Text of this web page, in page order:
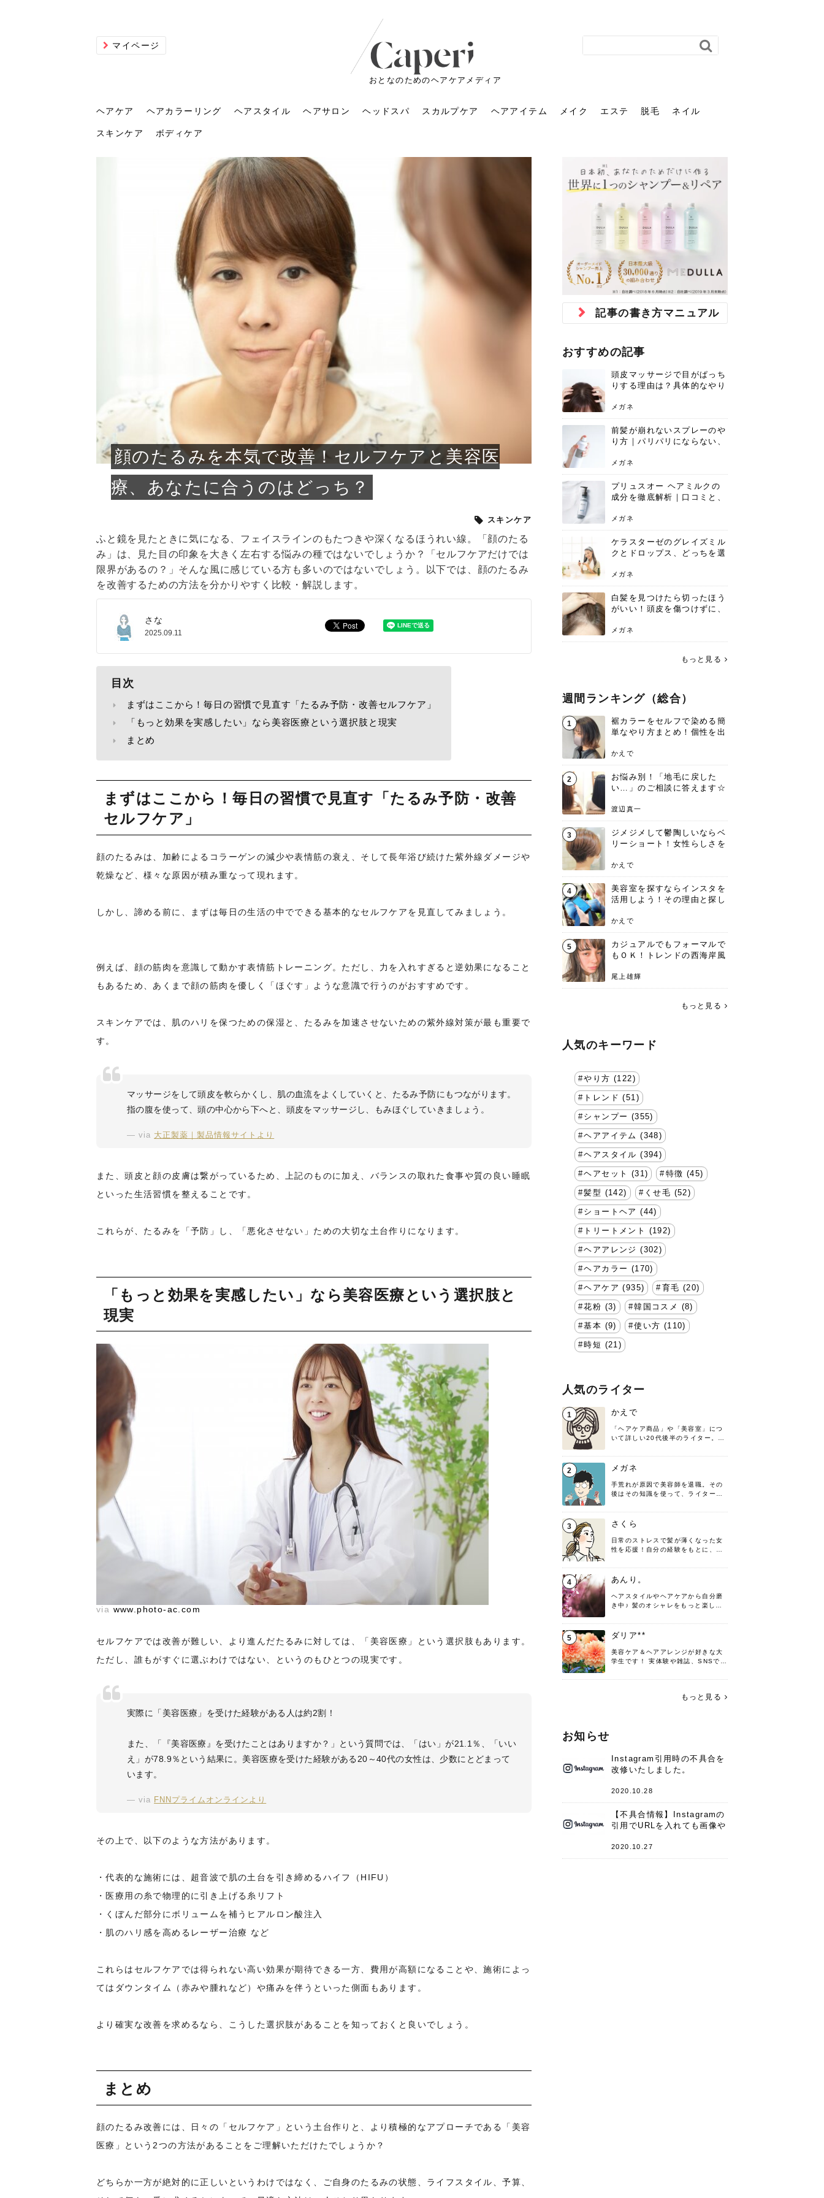
マイページ
おとなのためのヘアケアメディア
ヘアケア
トリートメントの付け方で
仕上がりが変わる｜効かな
い原因...
トリートメントの付け方で仕上がりは
大きく変わります。今回は、毛先中心
の塗り...
メガネ
朝の5分が変わる！寝癖がつ
かない予防方法と時短寝癖
花粉で髪がパサパサするの
はなぜ？原因と落とし方・
防ぎ方を紹介
広がる、手触りが悪いと感じた経験は
ヘアカラーリング
髪のくすみが気になる人
へ！2026春トレンドの明る
めく...
2026春のトレンドカラーは明るめのく
すみカラーです。ただし、髪がすでに
く...
さくら
ツヤと透明感で垢抜ける！
自然なヘアカラーで作る
「きれい...
肌に合う髪色、どう見つけ
る？「イエベ」「ブルベ」
診断と...
らったのに、家に帰って鏡を見たら、
ヘアスタイル
2026年のショートウルフ最
新トレンドとは？ナチュラ
ル...
2026年のショートウルフは、ナチュラ
ルでエアリーな仕上がりが今っぽい正
解...
かえで
ルーズウェーブとは？2026
年の注目スタイルと長さ別
40代のパーマがダレる原因
とは？自宅でできる復活術
と長...
ールがダレてしまったと感じている方
ヘアサロン
美容室に行くのが恥ずかし
い？髪質の変化に気づいた
時こそ...
しばらく美容室に行けていないし、そ
ろそろ髪型を変えて気分転換したいと
思って...
メガネ
お気に入りのお店が倒産し
た後の美容室の探し方！失
敗しに...
前髪を薄くするための美容
院の頼み方とは？失敗しな
いため...
だと思っている人は、前髪を早く変え
ヘッドスパ
ヘッドスパの落とし穴！知
らないと損する真実
ヘッドスパは、頭皮の汚れを落として
血行を促進し、リラックス効果や美髪
効果が...
さろめ
頭皮を刺激してお顔のリフ
トアップ♪毎日こつこつカン
タン小顔☆
ヘッドスパで頭皮をケアし
よう！ヘッドスパの効果と
おすすめの人
アもせずに放っておくとダメージが蓄
スカルプケア
髪を育てるには？毎日の洗
い方と生活習慣を見直す基
本ケア
髪をきれいに育てるには高価なアイテ
ムを増やす前に、洗い方や乾かし方、
頭皮の...
さくら
頭皮マッサージで目がぱっ
ちりする理由は？具体的な
やり方...
ストレスで髪の毛はどう変
わる？抜け毛・パサつきの
原因と...
や、抜け毛が増えたと悩んでいる方
は、スト...
ヘアアイテム
発酵エキスシャンプーって
何がいいの？無印良品など
のシャ...
スキンケアで人気の発酵成分が、シャ
ンプーにも広がっています。無印良品
などの...
さくら
アイロンが苦手でも大丈
夫！ブラッシング感覚で使
えるヘア...
40代の髪を悩みに最適！韓
国発「ダリーフ」でヘアセ
ット...
思っていないでしょうか？ダリーフの
メイク
ミニマリストのメイク術｜
少ないアイテムで「自分ら
しい美...
「たくさんのコスメを持っているの
に、実際に使っているのはいつも同じ
ものばか...
あおい
V3ファンデーションは危な
い？針の仕組み・全4種比
「おしゃれ」と「身だしな
み」は違う。相手に信頼感
を与え...
識するのが「身だしなみ」です。特に
エステ
針で小顔を目指す！美容鍼
の効果と後悔しない選び方
のポイント
フェイスラインをすっきりさせたいと
いうお悩みを抱えている方はいないで
しょう...
あかり
リンパマッサージと経絡マ
ッサージの違いとは？効果
と、自...
エステの勧誘が怖い人へ。
断ることは悪くない。自分
を守る...
験エステに行ってみたいけど、『押し
脱毛
化粧ノリが変わる「顔脱
毛」。4つのメリットと、始
める前...
顔の産毛をカミソリで剃って、毛抜き
で抜くなど、日々の自己処理を手間に
感じて...
あおい
子供の脱毛、日焼け肌はN
G？親子で学ぶ、安心・安全
「今さら」なんて言わせな
い。40代のVIO・顔脱毛、
賢...
とが気になり始めたけど、「今から脱
ネイル
2026年運気アップネイルガ
イドを公開！幸運を呼ぶ色
と...
最近、なんとなく運気が停滞している
気がすると悩んでいないでしょうか？
じつは...
あおい
そのネイル、本当に似合っ
てる？指先をきれいに見え
るのは...
オフィスネイルでも「キラ
キラ」はOK？派手に見えな
い上...
を見て、気分が上がるという心ときめ
スキンケア
急に小じわが増えた？原因
と種類の見分け方＆自宅で
できる...
ふと鏡を見て、急に小じわが増えたと
落ち込んでいないでしょうか？じつは
あおい
ルルルン ハイドラのどれが
良い？その違いは？PDRN
ジュベルック スキンの効果
とは？毛穴・ニキビ跡への
変化...
ニキビ跡の凸凹をどうにかしたいと、
ゆい
ボディケア
人の手ならではの痩身効
果。オールハンドエステの
魅力と、...
痩身エステと一言で言っても、最新の
機器を使ったものから、昔ながらの手
あかり
その医療ダイエット、後悔
しませんか？失敗する人の
本気の痩身と体質改善に。
アーユルヴェーダに基づく
「イン...
自己流のダイエットではなかなか落ち
さな
顔のたるみを本気で改善！セルフケアと美容医
療、あなたに合うのはどっち？
スキンケア
ふと鏡を見たときに気になる、フェイスラインのもたつきや深くなるほうれい線。「顔のたる
み」は、見た目の印象を大きく左右する悩みの種ではないでしょうか？「セルフケアだけでは
限界があるの？」そんな風に感じている方も多いのではないでしょう。以下では、顔のたるみ
を改善するための方法を分かりやすく比較・解説します。
さな
2025.09.11
目次
まずはここから！毎日の習慣で見直す「たるみ予防・改善セルフケア」
「もっと効果を実感したい」なら美容医療という選択肢と現実
まとめ
まずはここから！毎日の習慣で見直す「たるみ予防・改善
セルフケア」
顔のたるみは、加齢によるコラーゲンの減少や表情筋の衰え、そして長年浴び続けた紫外線ダメージや
乾燥など、様々な原因が積み重なって現れます。
しかし、諦める前に、まずは毎日の生活の中でできる基本的なセルフケアを見直してみましょう。
例えば、顔の筋肉を意識して動かす表情筋トレーニング。ただし、力を入れすぎると逆効果になること
もあるため、あくまで顔の筋肉を優しく「ほぐす」ような意識で行うのがおすすめです。
スキンケアでは、肌のハリを保つための保湿と、たるみを加速させないための紫外線対策が最も重要で
す。
マッサージをして頭皮を軟らかくし、肌の血流をよくしていくと、たるみ予防にもつながります。
指の腹を使って、頭の中心から下へと、頭皮をマッサージし、もみほぐしていきましょう。
via 大正製薬｜製品情報サイトより
また、頭皮と顔の皮膚は繋がっているため、上記のものに加え、バランスの取れた食事や質の良い睡眠
といった生活習慣を整えることです。
これらが、たるみを「予防」し、「悪化させない」ための大切な土台作りになります。
「もっと効果を実感したい」なら美容医療という選択肢と
現実
via www.photo-ac.com
セルフケアでは改善が難しい、より進んだたるみに対しては、「美容医療」という選択肢もあります。
ただし、誰もがすぐに選ぶわけではない、というのもひとつの現実です。
実際に「美容医療」を受けた経験がある人は約2割！
また、「『美容医療』を受けたことはありますか？」という質問では、「はい」が21.1％、「いい
え」が78.9％という結果に。美容医療を受けた経験がある20～40代の女性は、少数にとどまって
います。
via FNNプライムオンラインより
その上で、以下のような方法があります。
・代表的な施術には、超音波で肌の土台を引き締めるハイフ（HIFU）
・医療用の糸で物理的に引き上げる糸リフト
・くぼんだ部分にボリュームを補うヒアルロン酸注入
・肌のハリ感を高めるレーザー治療 など
これらはセルフケアでは得られない高い効果が期待できる一方、費用が高額になることや、施術によっ
てはダウンタイム（赤みや腫れなど）や痛みを伴うといった側面もあります。
より確実な改善を求めるなら、こうした選択肢があることを知っておくと良いでしょう。
まとめ
顔のたるみ改善には、日々の「セルフケア」という土台作りと、より積極的なアプローチである「美容
医療」という2つの方法があることをご理解いただけたでしょうか？
どちらか一方が絶対的に正しいというわけではなく、ご自身のたるみの状態、ライフスタイル、予算、
記事の書き方マニュアル
おすすめの記事
頭皮マッサージで目がぱっち
りする理由は？具体的なやり
メガネ
前髪が崩れないスプレーのや
り方｜パリパリにならない、
メガネ
プリュスオー ヘアミルクの
成分を徹底解析｜口コミと、
説
メガネ
ケラスターゼのグレイズミル
クとドロップス、どっちを選
使いのメリット
メガネ
白髪を見つけたら切ったほう
がいい！頭皮を傷つけずに、
メガネ
もっと見る
週間ランキング（総合）
1
裾カラーをセルフで染める簡
単なやり方まとめ！個性を出
かえで
2
お悩み別！「地毛に戻した
い…」のご相談に答えます☆
渡辺真一
3
ジメジメして鬱陶しいならベ
リーショート！女性らしさを
かえで
4
美容室を探すならインスタを
活用しよう！その理由と探し
かえで
5
カジュアルでもフォーマルで
もＯＫ！トレンドの西海岸風
尾上雄輝
もっと見る
人気のキーワード
やり方 (122)
トレンド (51)
シャンプー (355)
ヘアアイテム (348)
ヘアスタイル (394)
ヘアセット (31) 特徴 (45)
髪型 (142) くせ毛 (52)
ショートヘア (44)
トリートメント (192)
ヘアアレンジ (302)
ヘアカラー (170)
ヘアケア (935) 育毛 (20)
花粉 (3) 韓国コスメ (8)
基本 (9) 使い方 (110)
時短 (21)
人気のライター
1 かえで
「ヘアケア商品」や「美容室」につ
いて詳しい20代後半のライター。楽
す！
2 メガネ
手荒れが原因で美容師を退職。その
後はその知識を使って、ライターと
髪の知識をわかりやすく紹介しま
す！
3 さくら
日常のストレスで髪が薄くなった女
性を応援！自分の経験をもとに、執
4 あんり。
ヘアスタイルやヘアケアから自分磨
き中♪ 髪のオシャレをもっと楽しめ
♡ 役立つ情報をお届けできるように
頑張ります！よろしくお願いしま
5 ダリア**
美容ケア＆ヘアアレンジが好きな大
学生です！ 実体験や雑誌、SNSで知
す。 これからよろしくお願いします
もっと見る
お知らせ
Instagram引用時の不具合を
改修いたしました。
2020.10.28
【不具合情報】Instagramの
引用でURLを入れても画像や
件
2020.10.27